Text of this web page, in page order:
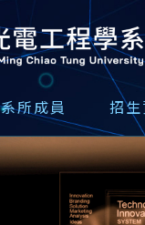
系所成員 招